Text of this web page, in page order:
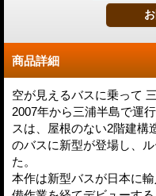
商品詳細
空が見えるバスに乗って
2007年から三浦半島で運
スは、屋根のない2階建構
のバスに新型が登場し、
た。
本作は新型バスが日本に